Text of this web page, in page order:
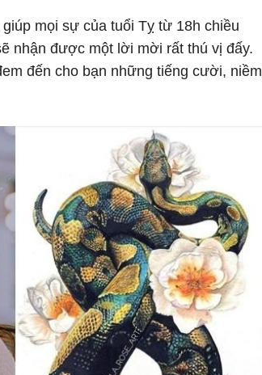
mọi sự của tuổi Tỵ từ 18h chiều
nhận được một lời mời rất thú vị đấy.
đến cho bạn những tiếng cười, niềm